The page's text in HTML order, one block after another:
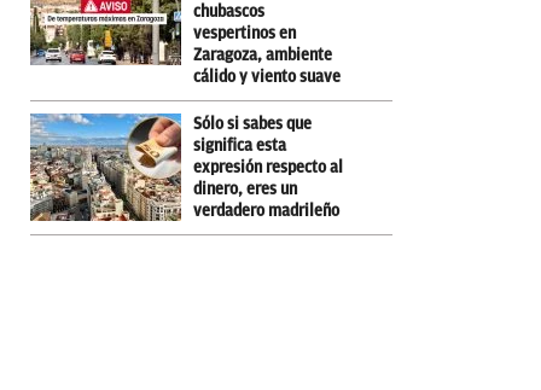
chubascos
vespertinos en
Zaragoza, ambiente
cálido y viento suave
Sólo si sabes que
significa esta
expresión respecto al
dinero, eres un
verdadero madrileño